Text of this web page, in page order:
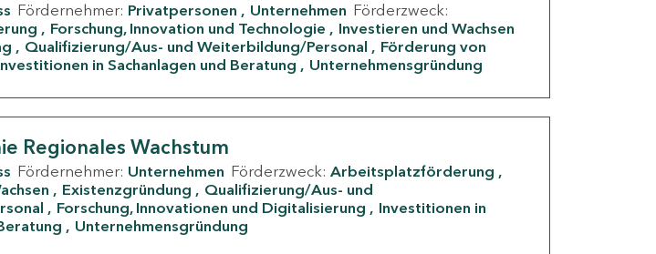
Fördernehmer: Privatpersonen Unternehmen Förderzweck:
Forschung, Innovation und Technologie
Investieren und Wachsen
Qualifizierung/Aus- und Weiterbildung/Personal
Förderung von
in Sachanlagen und Beratung Unternehmensgründung
Regionales Wachstum
Fördernehmer: Unternehmen Förderzweck: Arbeitsplatzförderung
Existenzgründung
Qualifizierung/Aus- und
Forschung, Innovationen und Digitalisierung
Investitionen in
Unternehmensgründung